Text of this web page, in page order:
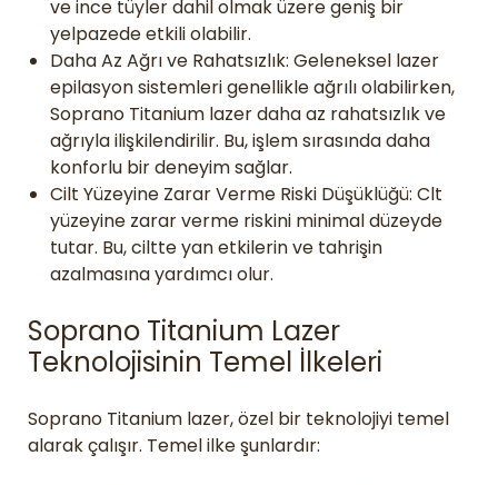
ve ince tüyler dahil olmak üzere geniş bir
yelpazede etkili olabilir.
Daha Az Ağrı ve Rahatsızlık: Geleneksel lazer
epilasyon sistemleri genellikle ağrılı olabilirken,
Soprano Titanium lazer daha az rahatsızlık ve
ağrıyla ilişkilendirilir. Bu, işlem sırasında daha
konforlu bir deneyim sağlar.
Cilt Yüzeyine Zarar Verme Riski Düşüklüğü: Clt
yüzeyine zarar verme riskini minimal düzeyde
tutar. Bu, ciltte yan etkilerin ve tahrişin
azalmasına yardımcı olur.
Soprano Titanium Lazer
Teknolojisinin Temel İlkeleri
Soprano Titanium lazer, özel bir teknolojiyi temel
alarak çalışır. Temel ilke şunlardır: